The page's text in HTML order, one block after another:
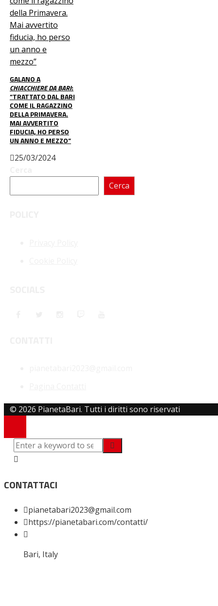
GALANO A
CHIACCHIERE DA BARI:
“TRATTATO DAL BARI
COME IL RAGAZZINO
DELLA PRIMAVERA.
MAI AVVERTITO
FIDUCIA, HO PERSO
UN ANNO E MEZZO”
25/03/2024
Cerca
© 2026 PianetaBari. Tutti i diritti sono riservati
CONTATTACI
pianetabari2023@gmail.com
https://pianetabari.com/contatti/
Bari, Italy